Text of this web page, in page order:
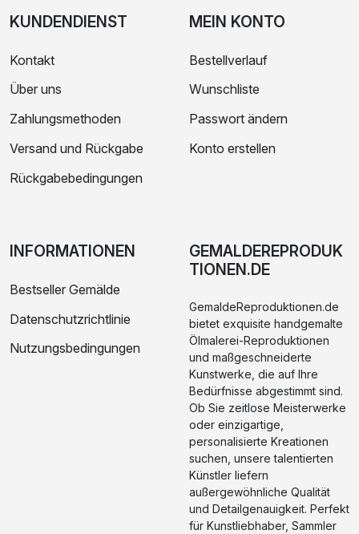
KUNDENDIENST
Kontakt
Über uns
Zahlungsmethoden
Versand und Rückgabe
Rückgabebedingungen
MEIN KONTO
Bestellverlauf
Wunschliste
Passwort ändern
Konto erstellen
INFORMATIONEN
Bestseller Gemälde
Datenschutzrichtlinie
Nutzungsbedingungen
GEMALDEREPRODUK
TIONEN.DE
GemaldeReproduktionen.de
bietet exquisite handgemalte
Ölmalerei-Reproduktionen
und maßgeschneiderte
Kunstwerke, die auf Ihre
Bedürfnisse abgestimmt sind.
Ob Sie zeitlose Meisterwerke
oder einzigartige,
personalisierte Kreationen
suchen, unsere talentierten
Künstler liefern
außergewöhnliche Qualität
und Detailgenauigkeit. Perfekt
für Kunstliebhaber, Sammler